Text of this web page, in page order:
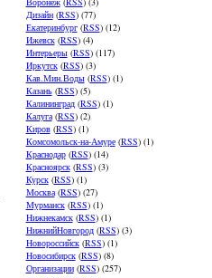
Дизайн(RSS) (77)
Екатеринбург(RSS) (12)
Ижевск(RSS) (4)
Интерьеры(RSS) (117)
Иркутск(RSS) (3)
Кав.Мин.Воды(RSS) (1)
Казань(RSS) (5)
Калининград(RSS) (1)
Калуга(RSS) (2)
Киров(RSS) (1)
Комсомольск-на-Амуре(RSS) (1)
Краснодар(RSS) (14)
Красноярск(RSS) (3)
Курск(RSS) (1)
Москва(RSS) (27)
Мурманск(RSS) (1)
Нижнекамск(RSS) (1)
НижнийНовгород(RSS) (3)
Новороссийск(RSS) (1)
Новосибирск(RSS) (8)
Организации(RSS) (257)